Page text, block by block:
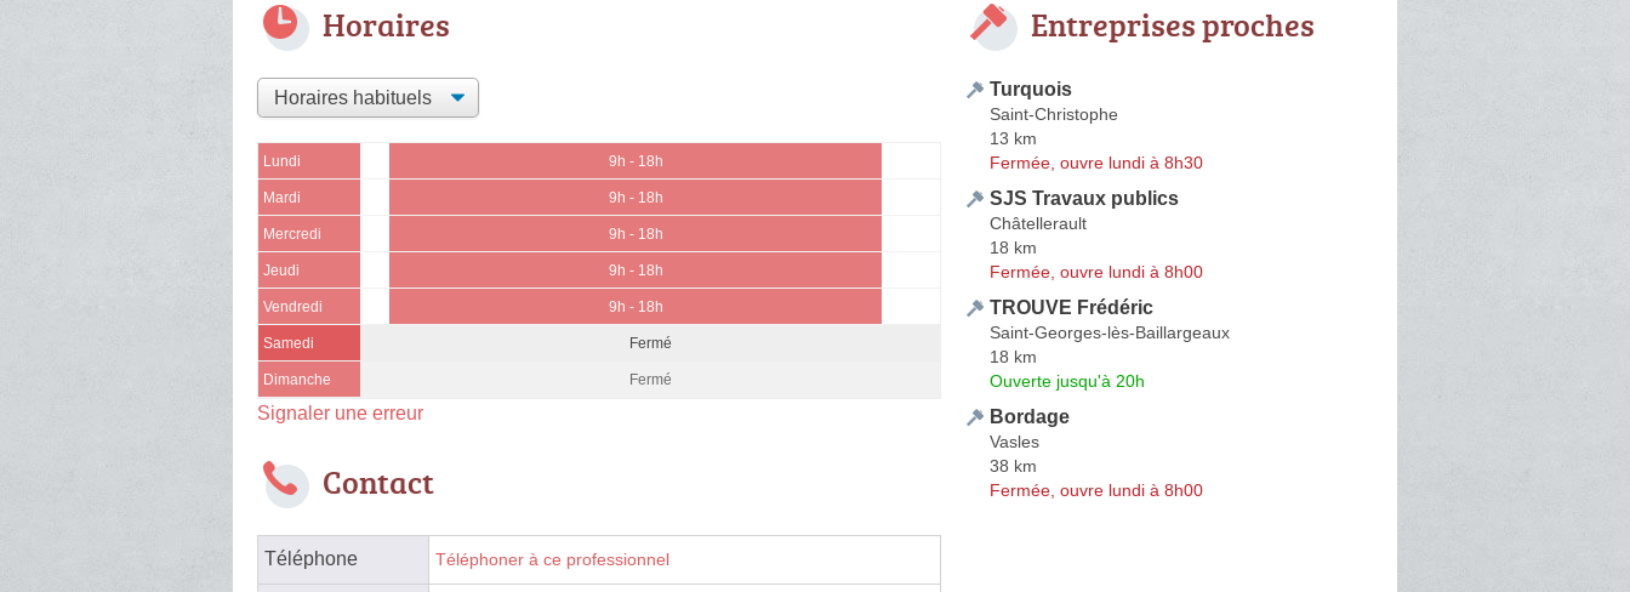
Horaires
Lundi 9h - 18h
Mardi 9h - 18h
Mercredi 9h - 18h
Jeudi 9h - 18h
Vendredi 9h - 18h
Samedi Fermé
Dimanche Fermé
Signaler une erreur
Contact
Téléphone Téléphoner à ce professionnel
Entreprises proches
Turquois
Saint-Christophe
13 km
Fermée, ouvre lundi à 8h30
SJS Travaux publics
Châtellerault
18 km
Fermée, ouvre lundi à 8h00
TROUVE Frédéric
Saint-Georges-lès-Baillargeaux
18 km
Ouverte jusqu'à 20h
Bordage
Vasles
38 km
Fermée, ouvre lundi à 8h00